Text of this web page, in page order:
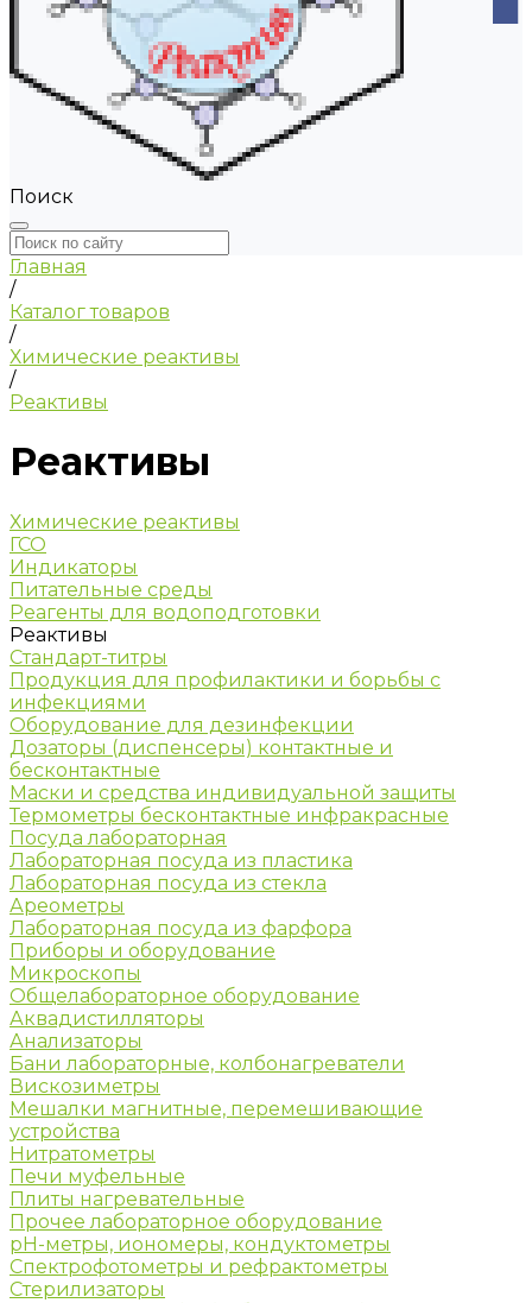
Поиск
Главная
/
Каталог товаров
/
Химические реактивы
/
Реактивы
Реактивы
Химические реактивы
ГСО
Индикаторы
Питательные среды
Реагенты для водоподготовки
Реактивы
Стандарт-титры
Продукция для профилактики и борьбы с
инфекциями
Оборудование для дезинфекции
Дозаторы (диспенсеры) контактные и
бесконтактные
Маски и средства индивидуальной защиты
Термометры бесконтактные инфракрасные
Посуда лабораторная
Лабораторная посуда из пластика
Лабораторная посуда из стекла
Ареометры
Лабораторная посуда из фарфора
Приборы и оборудование
Микроскопы
Общелабораторное оборудование
Аквадистилляторы
Анализаторы
Бани лабораторные, колбонагреватели
Вискозиметры
Мешалки магнитные, перемешивающие
устройства
Нитратометры
Печи муфельные
Плиты нагревательные
Прочее лабораторное оборудование
рН-метры, иономеры, кондуктометры
Спектрофотометры и рефрактометры
Стерилизаторы